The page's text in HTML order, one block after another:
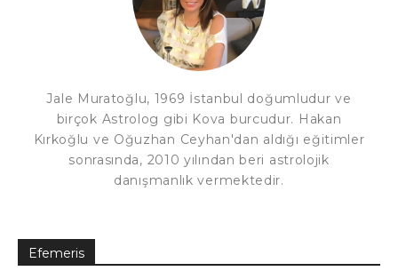
Jale Muratoğlu, 1969 İstanbul doğumludur ve
birçok Astrolog gibi Kova burcudur. Hakan
Kırkoğlu ve Oğuzhan Ceyhan'dan aldığı eğitimler
sonrasında, 2010 yılından beri astrolojik
danışmanlık vermektedir.
Efemeris